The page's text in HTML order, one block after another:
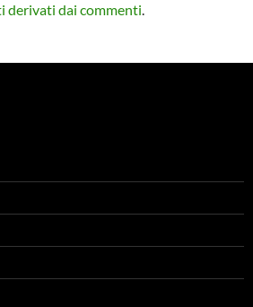
derivati dai commenti.